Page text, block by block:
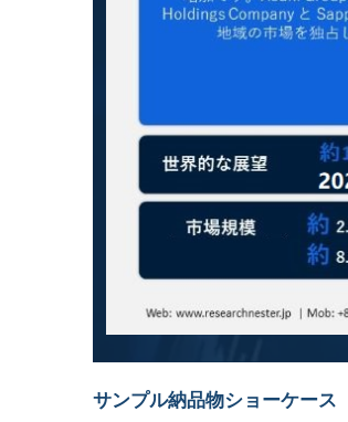
サンプル納品物ショーケース